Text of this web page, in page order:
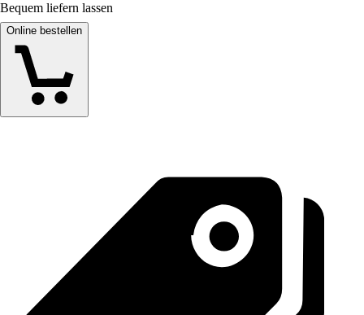
Bequem liefern lassen
Online bestellen